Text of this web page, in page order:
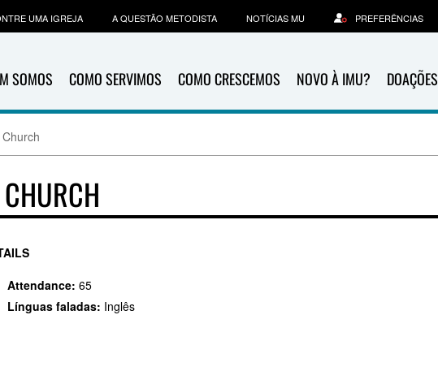
SOMOS COMO SERVIMOS COMO CRESCEMOS NOVO À IMU? DOAÇÕES
UMA IGREJA A QUESTÃO METODISTA NOTÍCIAS MU PREFERÊNCIAS
Attendance: 65
Línguas faladas: Inglês